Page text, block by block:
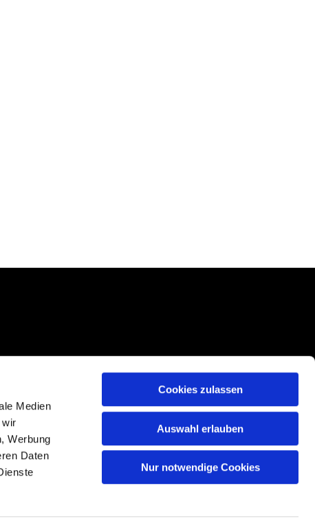
Medien
wir
Werbung
Daten
Cookies zulassen
Auswahl erlauben
Nur notwendige Cookies